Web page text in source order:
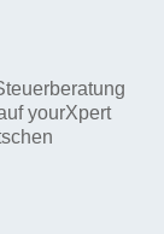
yourXpert